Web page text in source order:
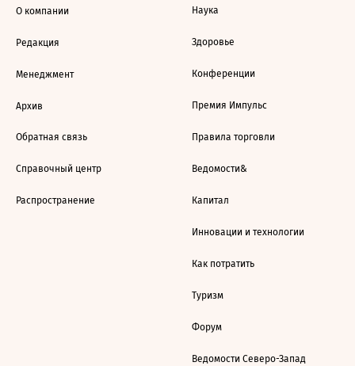
О компании
Редакция
Менеджмент
Архив
Обратная связь
Справочный центр
Распространение
Наука
Здоровье
Конференции
Премия Импульс
Правила торговли
Ведомости&
Капитал
Инновации и технологии
Как потратить
Туризм
Форум
Ведомости Северо-Запад